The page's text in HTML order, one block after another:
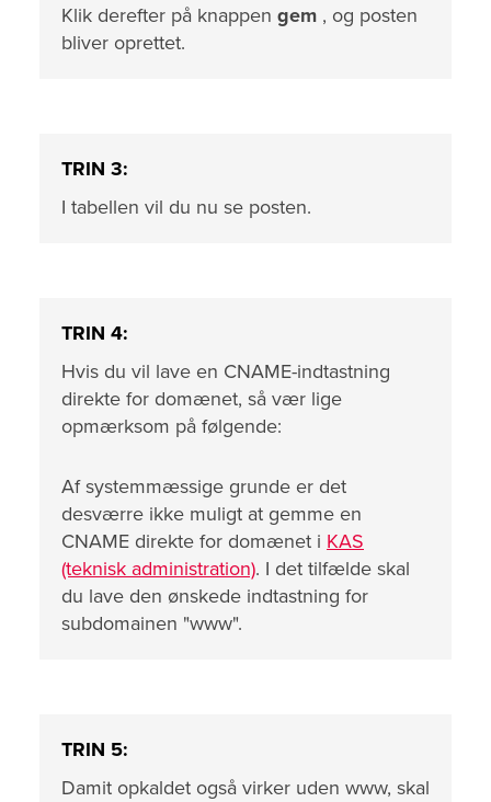
Klik derefter på knappen gem , og posten
bliver oprettet.
TRIN 3:
I tabellen vil du nu se posten.
TRIN 4:
Hvis du vil lave en CNAME-indtastning
direkte for domænet, så vær lige
opmærksom på følgende:
Af systemmæssige grunde er det
desværre ikke muligt at gemme en
CNAME direkte for domænet i KAS
(teknisk administration). I det tilfælde skal
du lave den ønskede indtastning for
subdomainen "www".
TRIN 5:
Damit opkaldet også virker uden www, skal